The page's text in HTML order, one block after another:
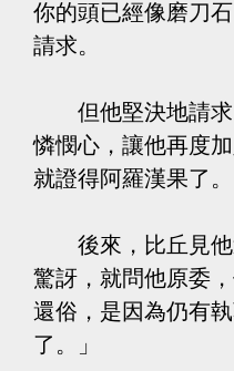
你的頭已經像磨刀
請求。
但他堅決地請求
憐憫心，讓他再度
就證得阿羅漢果了。
後來，比丘見他
驚訝，就問他原委
還俗，是因為仍有
了。」